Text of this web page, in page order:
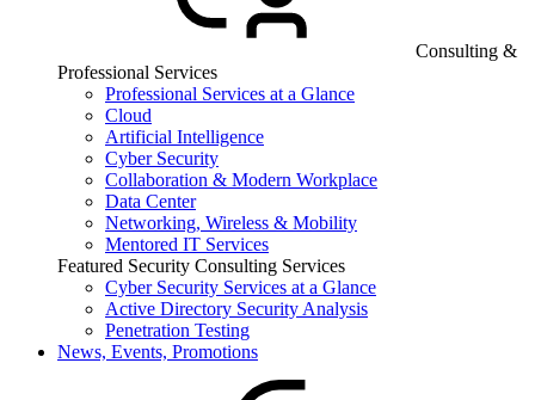
Consulting &
Professional Services
Professional Services at a Glance
Cloud
Artificial Intelligence
Cyber Security
Collaboration & Modern Workplace
Data Center
Networking, Wireless & Mobility
Mentored IT Services
Featured Security Consulting Services
Cyber Security Services at a Glance
Active Directory Security Analysis
Penetration Testing
News, Events, Promotions